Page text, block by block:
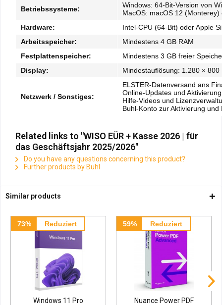
Betriebssysteme:
Windows: 64-Bit-Version von
MacOS: macOS 12
Hardware:
Intel-CPU (64-Bit) oder Apple
Arbeitsspeicher:
Mindestens 4 GB RAM
Festplattenspeicher:
Mindestens 3 GB freier
Display:
Mindestauflösung: 1.280 × 800
Netzwerk / Sonstiges:
ELSTER-Datenversand ans
Online-Updates und Aktivierung
Hilfe-Videos und
Buhl-Konto zur Aktivierung
Related links to "WISO EÜR + Kasse 2026 | für
das Geschäftsjahr 2025/2026"
Do you have any questions concerning this product?
Further products by Buhl
Similar products
73% Reduziert
Windows 11 Pro
59% Reduziert
Nuance Power PDF